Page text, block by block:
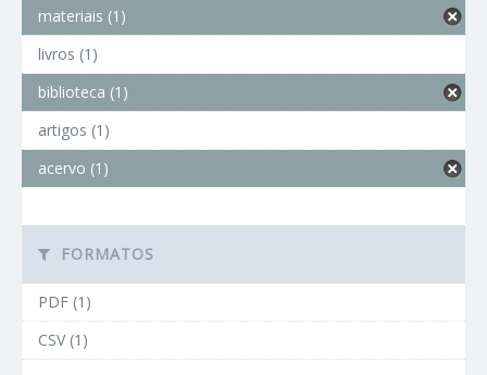
materiais (1)
livros (1)
biblioteca (1)
artigos (1)
acervo (1)
FORMATOS
PDF (1)
CSV (1)